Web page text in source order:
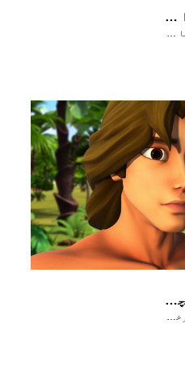
سانپ باغِ عدن میں حوّا کو دھوکا دیتا ہے
سانپ باغِ عدن میں حوّا کو دھوکا دیتا ہے
آدم نیک اور بَد کی پہچان کے دَرخت کا پھَل کھاتا ہے
آدم نیک اور بَد کی پہچان کے دَرخت کا پھَل کھاتا ہے